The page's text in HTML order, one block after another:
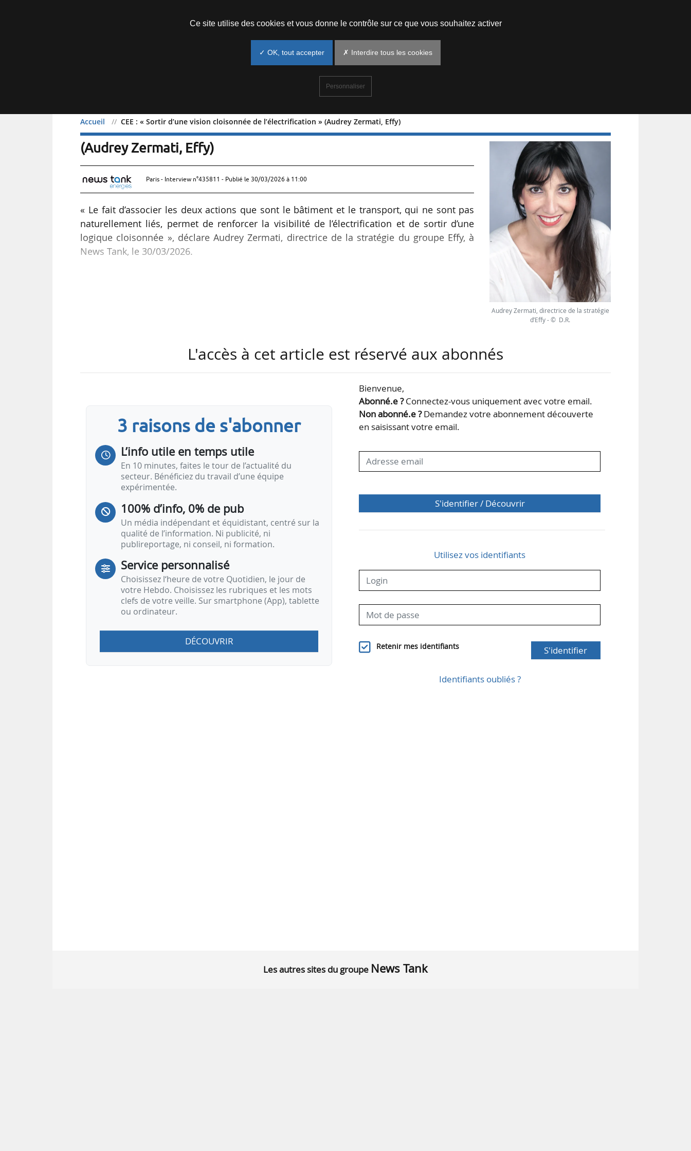
Accueil CEE : « Sortir d’une vision cloisonnée de l’électrification » (Audrey Zermati, Effy)
CEE : « Sortir d’une vision cloisonnée de l’électrification »
(Audrey Zermati, Effy)
Paris - Interview n°435811 - Publié le 30/03/2026 à 11:00
« Le fait d’associer les deux actions que sont le bâtiment et le transport, qui ne sont pas
naturellement liés, permet de renforcer la visibilité de l’électrification et de sortir d’une
logique cloisonnée », déclare Audrey Zermati, directrice de la stratégie du groupe Effy, à
News Tank, le 30/03/2026.
financement de l’électrification, dans un contexte où les moyens sont contraints
budgétairement. Le recours au dispositif des CEE dans la lutte contre le…
Audrey Zermati, directrice de la stratégie
d’Effy - © D.R.
L'accès à cet article est réservé aux abonnés
3 raisons de s'abonner
L’info utile en temps utile
En 10 minutes, faites le tour de l’actualité du
secteur. Bénéficiez du travail d’une équipe
expérimentée.
100% d’info, 0% de pub
Un média indépendant et équidistant, centré sur la
qualité de l’information. Ni publicité, ni
publireportage, ni conseil, ni formation.
Service personnalisé
Choisissez l‘heure de votre Quotidien, le jour de
votre Hebdo. Choisissez les rubriques et les mots
clefs de votre veille. Sur smartphone (App), tablette
ou ordinateur.
DÉCOUVRIR
Bienvenue,
Abonné.e ?Connectez-vous uniquement avec votre email.
Non abonné.e ?Demandez votre abonnement découverte
en saisissant votre email.
S'identifier / Découvrir
Utilisez vos identifiants
Retenir mes identifiants S'identifier
Identifiants oubliés ?
Les autres sites du groupe News Tank
Ce site utilise des cookies et vous donne le contrôle sur ce que vous souhaitez activer
✓ OK, tout accepter ✗ Interdire tous les cookies
Personnaliser